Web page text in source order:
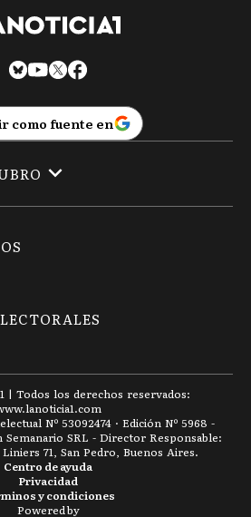
como fuente en
| Todos los derechos reservados:
lanoticia1.com
Nº 53092474 · Edición Nº 5968 -
SRL - Director Responsable:
71, San Pedro, Buenos Aires.
y condiciones
Privacidad
Centro de ayuda
Powered by